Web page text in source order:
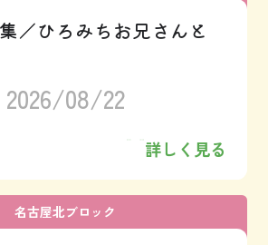
／ひろみちお兄さんと
2026/08/22
詳しく見る
名古屋北ブロック